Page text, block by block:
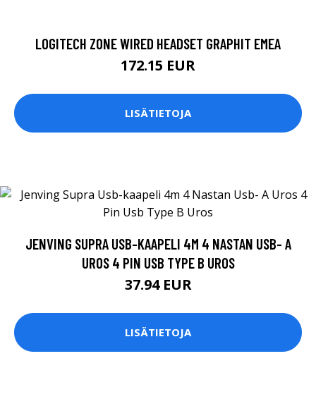
LOGITECH ZONE WIRED HEADSET GRAPHIT EMEA
172.15 EUR
LISÄTIETOJA
JENVING SUPRA USB-KAAPELI 4M 4 NASTAN USB- A
UROS 4 PIN USB TYPE B UROS
37.94 EUR
LISÄTIETOJA